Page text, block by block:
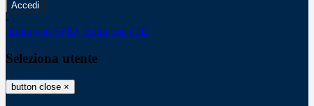
-
Entra con SPID Entra con CIE
Seleziona utente
button close ×